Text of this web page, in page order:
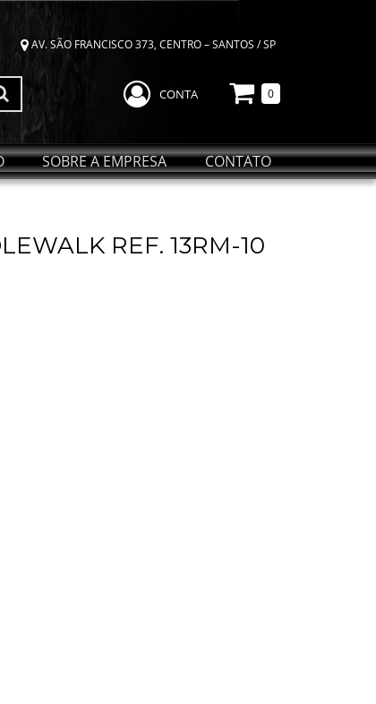
AV. SÃO FRANCISCO 373, CENTRO – SANTOS / SP
CONTA 0
SOBRE A EMPRESA CONTATO
REF. 13RM-10